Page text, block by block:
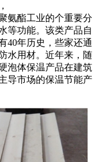
酯工业的个重要分
等功能。该类产品自
40年历史，些家还通
水用材。近年来，随
泡体保温产品在建筑
导市场的保温节能产